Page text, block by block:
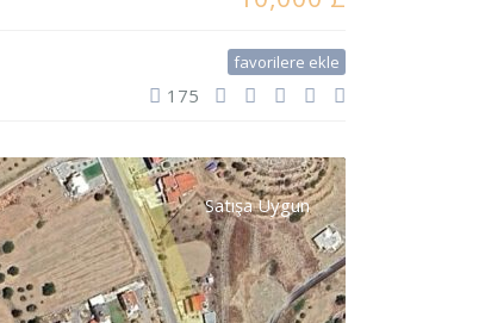
favorilere ekle
175
Satışa Uygun